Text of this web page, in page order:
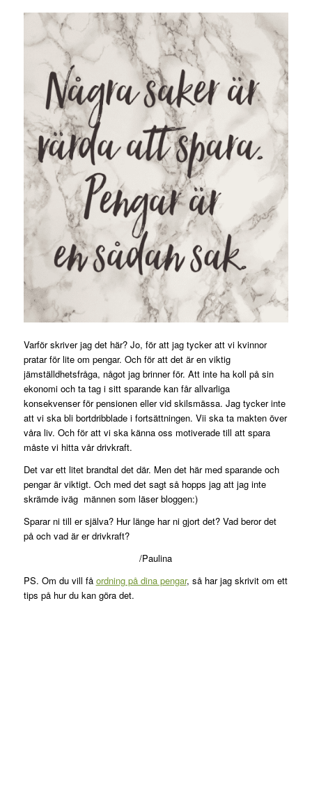
Varför skriver jag det här? Jo, för att jag tycker att vi kvinnor
pratar för lite om pengar. Och för att det är en viktig
jämställdhetsfråga, något jag brinner för. Att inte ha koll på sin
ekonomi och ta tag i sitt sparande kan får allvarliga
konsekvenser för pensionen eller vid skilsmässa. Jag tycker inte
att vi ska bli bortdribblade i fortsättningen. Vii ska ta makten över
våra liv. Och för att vi ska känna oss motiverade till att spara
måste vi hitta vår drivkraft.
Det var ett litet brandtal det där. Men det här med sparande och
pengar är viktigt. Och med det sagt så hopps jag att jag inte
skrämde iväg männen som läser bloggen:)
Sparar ni till er själva? Hur länge har ni gjort det? Vad beror det
på och vad är er drivkraft?
/Paulina
PS. Om du vill få ordning på dina pengar, så har jag skrivit om ett
tips på hur du kan göra det.